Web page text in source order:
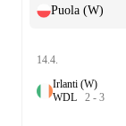
Puola (W)
14.4.
Irlanti (W)
WDL 2 - 3